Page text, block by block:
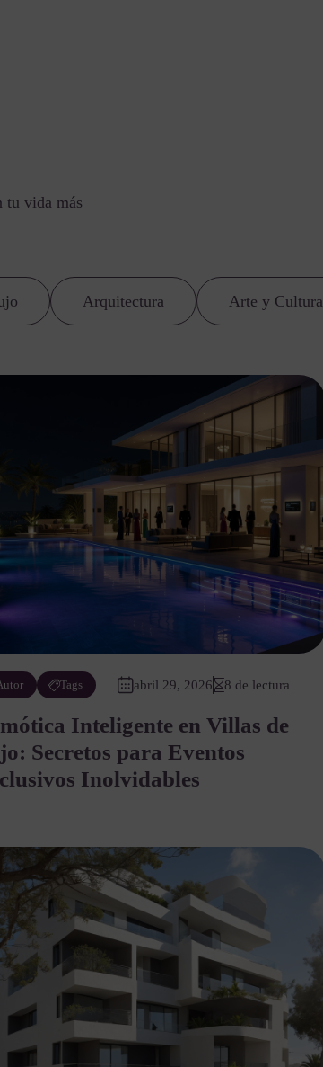
tu vida más
Arquitectura Arte y Cultura
Tags abril 29, 2026 8 de lectura
Inteligente en Villas de
Secretos para Eventos
Inolvidables